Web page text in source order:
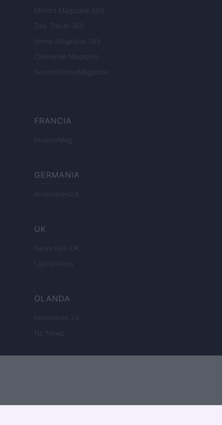
Motors Magazine 365
Day Travel 365
Home Magazine 365
Cineverse Magazine
SecondHomeMagazine
FRANCIA
InvestirMag
GERMANIA
Investieren24
UK
News Hub UK
Lgbtq News
OLANDA
Investeren 24
NL Newz